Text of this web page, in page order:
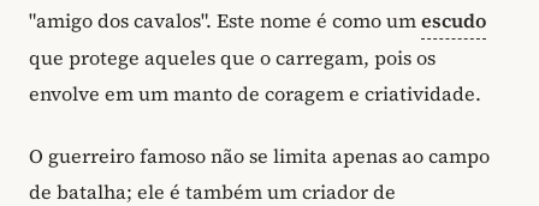
"amigo dos cavalos". Este nome é como umescudo
que protege aqueles que o carregam, pois os
envolve em um manto de coragem e criatividade.
O guerreiro famoso não se limita apenas ao campo
de batalha; ele é também um criador de